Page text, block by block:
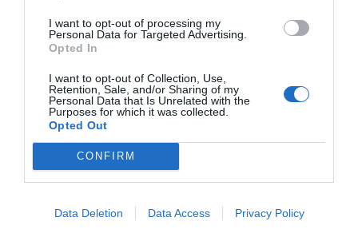
I want to opt-out of processing my
Personal Data for Targeted Advertising.
Opted In
I want to opt-out of Collection, Use,
Retention, Sale, and/or Sharing of my
Personal Data that Is Unrelated with the
Purposes for which it was collected.
Opted Out
CONFIRM
Data Deletion Data Access Privacy Policy